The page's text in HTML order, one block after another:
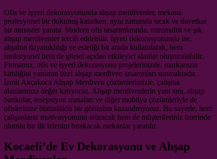
Ofis ve işyeri dekorasyonunda ahşap merdivenler, mekana
profesyonel bir dokunuş katarken, aynı zamanda sıcak ve davetkar
bir atmosfer yaratır. Modern ofis tasarımlarında, minimalist ve şık
ahşap merdivenler tercih edilebilir. İşyeri dekorasyonunda ise,
ahşabın dayanıklılığı ve estetiği bir arada kullanılarak, hem
fonksiyonel hem de görsel açıdan etkileyici alanlar oluşturulabilir.
Firmamız, ofis ve işyeri dekorasyonu projelerinizde, markanızın
kimliğini yansıtan özel ahşap merdiven tasarımları sunmaktadır.
İzmit Akçakoca Ahşap Merdiven çözümlerimizle, çalışma
alanlarınıza değer katıyoruz. Ahşap merdivenlerin yanı sıra, ahşap
bankolar, resepsiyon masaları ve diğer mobilya çözümleriyle de
ofislerinize bütünlüklü bir görünüm kazandırıyoruz. Bu sayede, hem
çalışanların motivasyonunu artıracak hem de müşterileriniz üzerinde
olumlu bir ilk izlenim bırakacak mekanlar yaratılır.
Kocaeli’de Ev Dekorasyonu ve Ahşap